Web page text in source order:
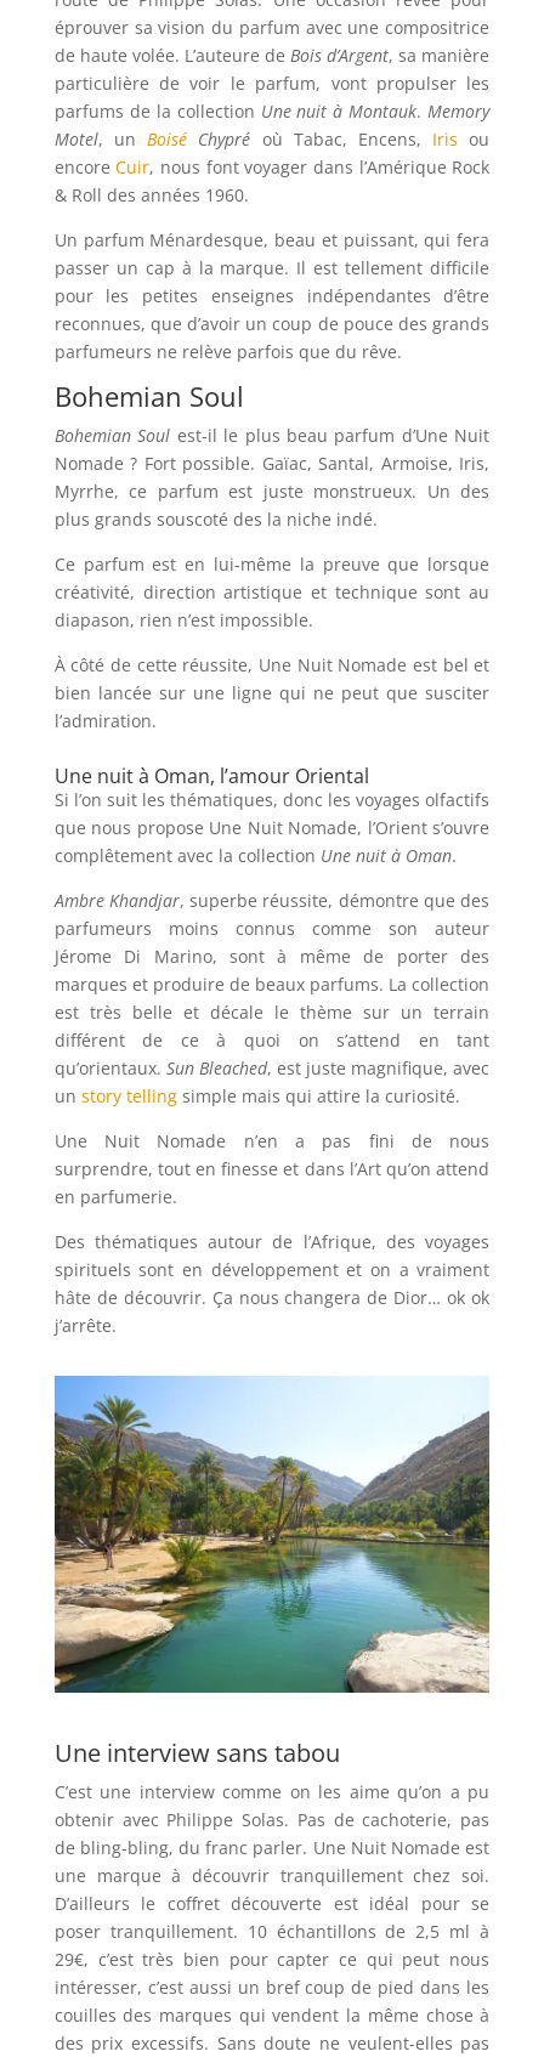
éprouver sa vision du parfum avec une compositrice
de haute volée. L’auteure deBois d’Argent, sa manière
particulière de voir le parfum, vont propulser les
parfums de la collection Une nuit à Montauk.Memory
Motel, unBoisé Chypré où Tabac, Encens, Iris ou
encoreCuir, nous font voyager dans l’Amérique Rock
& Roll des années 1960.
Un parfum Ménardesque, beau et puissant, qui fera
passer un cap à la marque. Il est tellement difficile
pour les petites enseignes indépendantes d’être
reconnues, que d’avoir un coup de pouce des grands
parfumeurs ne relève parfois que du rêve.
Bohemian Soul
Bohemian Soul est-il le plus beau parfum d’Une Nuit
Nomade ? Fort possible. Gaïac, Santal, Armoise, Iris,
Myrrhe, ce parfum est juste monstrueux. Un des
plus grands souscoté des la niche indé.
Ce parfum est en lui-même la preuve que lorsque
créativité, direction artistique et technique sont au
diapason, rien n’est impossible.
À côté de cette réussite, Une Nuit Nomade est bel et
bien lancée sur une ligne qui ne peut que susciter
l’admiration.
Une nuit à Oman, l’amour Oriental
Si l’on suit les thématiques, donc les voyages olfactifs
que nous propose Une Nuit Nomade, l’Orient s’ouvre
complêtement avec la collection Une nuit à Oman.
Ambre Khandjar, superbe réussite, démontre que des
parfumeurs moins connus comme son auteur
Jérome Di Marino, sont à même de porter des
marques et produire de beaux parfums. La collection
est très belle et décale le thème sur un terrain
différent de ce à quoi on s’attend en tant
qu’orientaux. Sun Bleached, est juste magnifique, avec
un story tellingsimple mais qui attire la curiosité.
Une Nuit Nomade n’en a pas fini de nous
surprendre, tout en finesse et dans l’Art qu’on attend
en parfumerie.
Des thématiques autour de l’Afrique, des voyages
spirituels sont en développement et on a vraiment
hâte de découvrir. Ça nous changera de Dior… ok ok
j’arrête.
Une interview sans tabou
C’est une interview comme on les aime qu’on a pu
obtenir avec Philippe Solas. Pas de cachoterie, pas
de bling-bling, du franc parler. Une Nuit Nomade est
une marque à découvrir tranquillement chez soi.
D’ailleurs le coffret découverte est idéal pour se
poser tranquillement. 10 échantillons de 2,5 ml à
29€, c’est très bien pour capter ce qui peut nous
intéresser, c’est aussi un bref coup de pied dans les
couilles des marques qui vendent la même chose à
des prix excessifs. Sans doute ne veulent-elles pas